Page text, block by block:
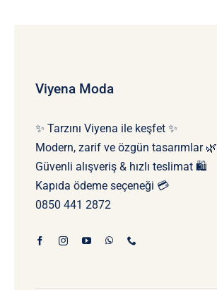
Viyena Moda
✨ Tarzını Viyena ile keşfet ✨
Modern, zarif ve özgün tasarımlar 🌿
Güvenli alışveriş & hızlı teslimat 🛍️
Kapıda ödeme seçeneği 💳
0850 441 2872